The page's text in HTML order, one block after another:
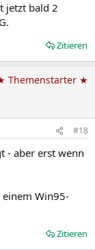
jetzt bald 2
Zitieren
Themenstarter ★
#18
- aber erst wenn
einem Win95-
Zitieren